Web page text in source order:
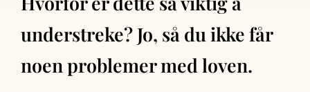
understreke? Jo, så du ikke får
noen problemer med loven.